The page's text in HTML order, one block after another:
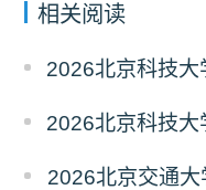
相关阅读